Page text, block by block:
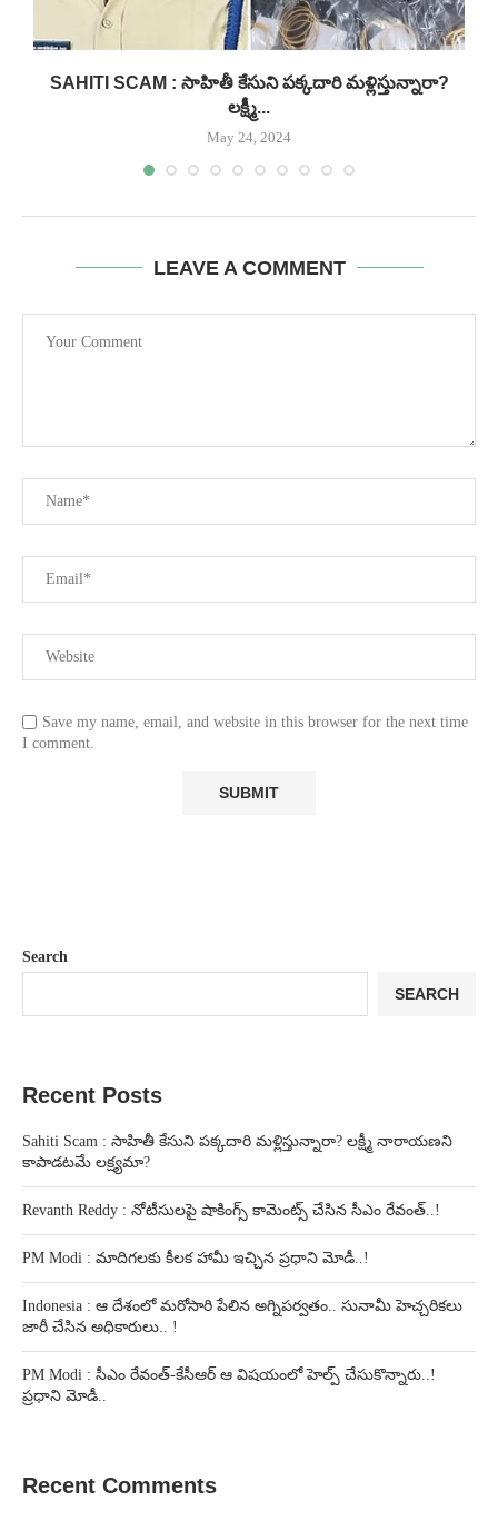
SAHITI SCAM : సాహితీ కేసుని పక్కదారి మళ్లిస్తున్నారా?
లక్ష్మీ...
May 24, 2024
LEAVE A COMMENT
Save my name, email, and website in this browser for the next time
I comment.
Search
SEARCH
Recent Posts
Sahiti Scam : సాహితీ కేసుని పక్కదారి మళ్లిస్తున్నారా? లక్ష్మీ నారాయణని
కాపాడటమే లక్ష్యమా?
Revanth Reddy : నోటీసులపై షాకింగ్స్ కామెంట్స్ చేసిన సీఎం రేవంత్..!
PM Modi : మాదిగలకు కీలక హామీ ఇచ్చిన ప్రధాని మోడీ..!
Indonesia : ఆ దేశంలో మరోసారి పేలిన అగ్నిపర్వతం.. సునామీ హెచ్చరికలు
జారీ చేసిన అధికారులు.. !
PM Modi : సీఎం రేవంత్-కేసీఆర్ ఆ విషయంలో హెల్ప్ చేసుకొన్నారు..!
ప్రధాని మోడీ..
Recent Comments